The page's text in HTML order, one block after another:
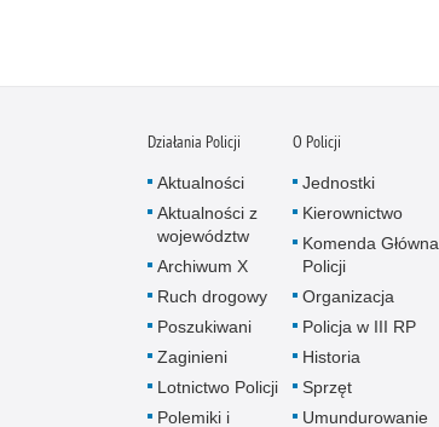
Działania Policji
Aktualności
Aktualności z
województw
Archiwum X
Ruch drogowy
Poszukiwani
Zaginieni
Lotnictwo Policji
Polemiki i
O Policji
Jednostki
Kierownictwo
Komenda Główna
Policji
Organizacja
Policja w III RP
Historia
Sprzęt
Umundurowanie